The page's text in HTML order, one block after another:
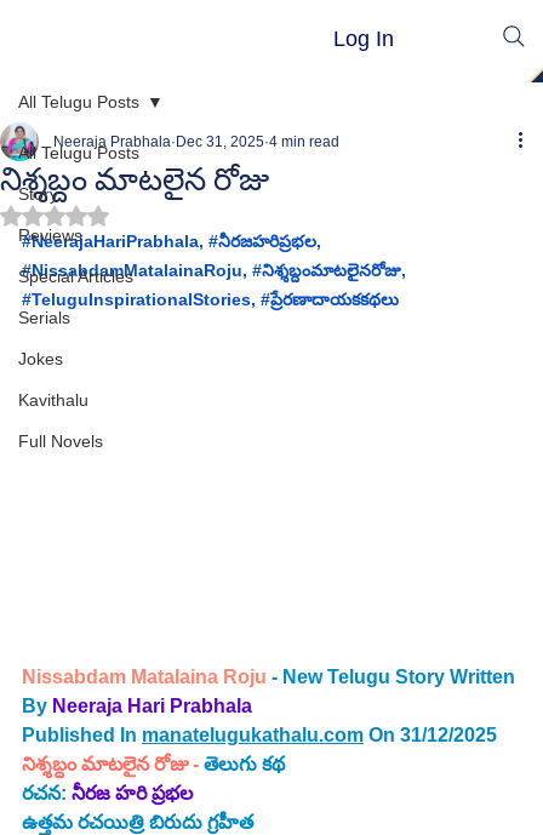
Log In
All Telugu Posts
Story
Reviews
Special Articles
Serials
Jokes
Kavithalu
Full Novels
All Telugu Posts
నిశ్శబ్దం మాటలైన రోజు
Neeraja Prabhala Dec 31, 2025 4 min read
Rated NaN out of 5 stars.
#NeerajaHariPrabhala, #నీరజహరిప్రభల,
#NissabdamMatalainaRoju, #నిశ్శబ్దంమాటలైనరోజు,
#TeluguInspirationalStories, #ప్రేరణాదాయకకథలు
Nissabdam Matalaina Roju - New Telugu Story Written
By Neeraja Hari Prabhala
Published In manatelugukathalu.com On 31/12/2025
నిశ్శబ్దం మాటలైన రోజు - తెలుగు కథ
రచన: నీరజ హరి ప్రభల
ఉత్తమ రచయిత్రి బిరుదు గ్రహీత